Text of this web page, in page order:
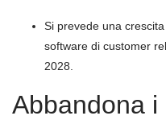
Si prevede una
software di customer
2028.
Abbandona